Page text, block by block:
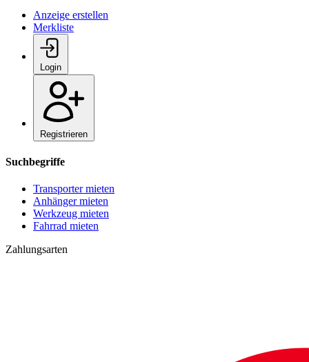
Anzeige erstellen
Merkliste
Login
Registrieren
Suchbegriffe
Transporter mieten
Anhänger mieten
Werkzeug mieten
Fahrrad mieten
Zahlungsarten